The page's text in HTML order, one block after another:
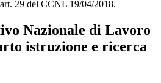
29 del CCNL 19/04/2018.
Nazionale di Lavoro
istruzione e ricerca